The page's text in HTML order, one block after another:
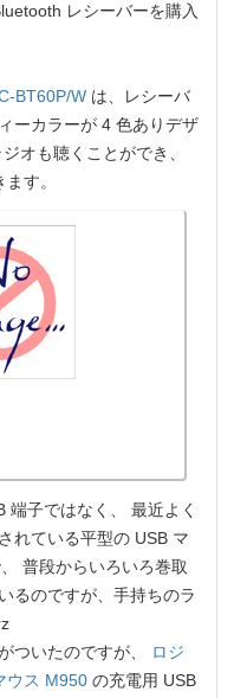
レシーバーを購入
BT60P/W は、レシーバ
ーカラーが 4 色ありデザ
オも聴くことができ、
す。
子ではなく、 最近よく
れている平型の USB マ
普段からいろいろ巻取
るのですが、手持ちのラ
ついたのですが、
ロジ
ウス M950 の充電用 USB